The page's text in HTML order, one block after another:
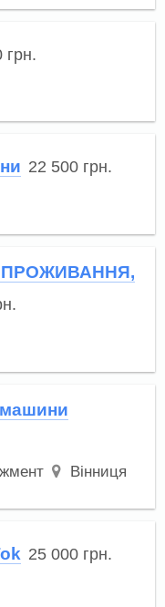
грн.
22 500 грн.
ПРОЖИВАННЯ,
машини
Вінниця
25 000 грн.